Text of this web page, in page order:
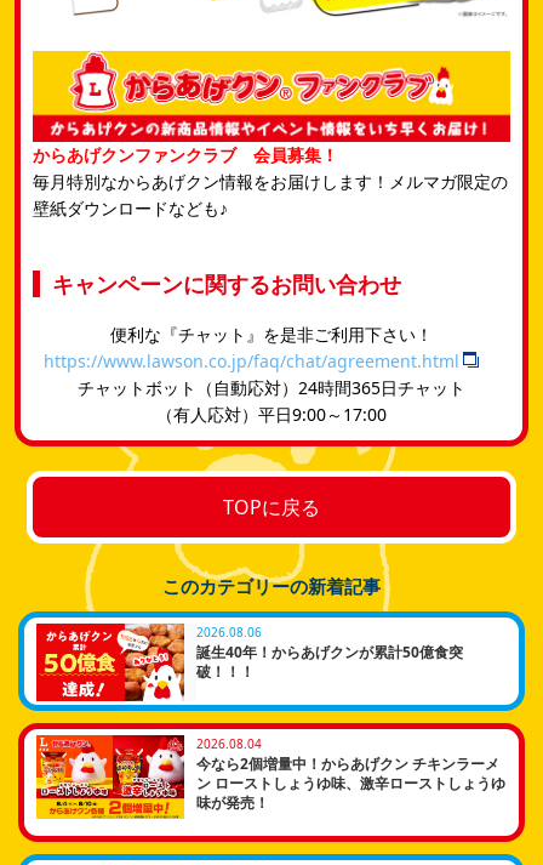
からあげクンファンクラブ 会員募集！
毎月特別なからあげクン情報をお届けします！メルマガ限定の
壁紙ダウンロードなども♪
キャンペーンに関するお問い合わせ
便利な『チャット』を是非ご利用下さい！
https://www.lawson.co.jp/faq/chat/agreement.html
チャットボット（自動応対）24時間365日チャット
​（有人応対）平日9:00～17:00
TOPに戻る
このカテゴリーの新着記事
2026.08.06
誕生40年！からあげクンが累計50億食突
破！！！
2026.08.04
今なら2個増量中！からあげクン チキンラーメ
ン ローストしょうゆ味、激辛ローストしょうゆ
味が発売！